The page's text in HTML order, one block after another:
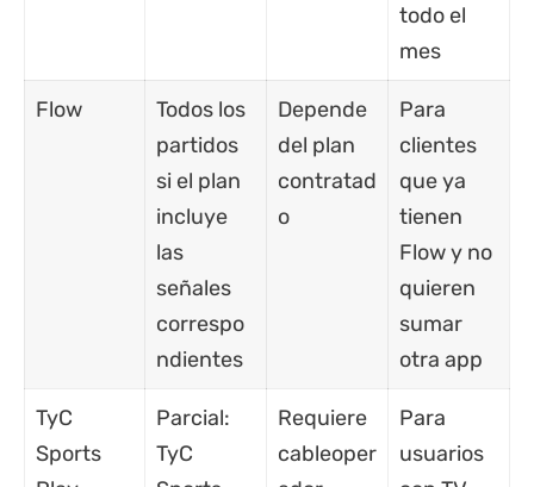
todo el
mes
Flow
Todos los
partidos
si el plan
incluye
las
señales
correspo
ndientes
Depende
del plan
contratad
o
Para
clientes
que ya
tienen
Flow y no
quieren
sumar
otra app
TyC
Sports
Parcial:
TyC
Requiere
cableoper
Para
usuarios